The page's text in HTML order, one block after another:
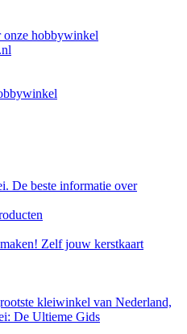
onze hobbywinkel
De beste informatie over
Zelf jouw kerstkaart
kleiwinkel van Nederland,
De Ultieme Gids